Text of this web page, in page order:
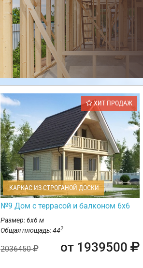
ХИТ ПРОДАЖ
КАРКАС ИЗ СТРОГАНОЙ ДОСКИ
№9 Дом с террасой и балконом 6х6
Размер: 6х6 м
Общая площадь: 442
2036450 от 1939500